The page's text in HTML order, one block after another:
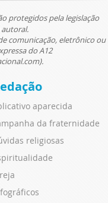
protegidos pela legislação
comunicação, eletrônico ou
do A12
aparecida
da fraternidade
religiosas